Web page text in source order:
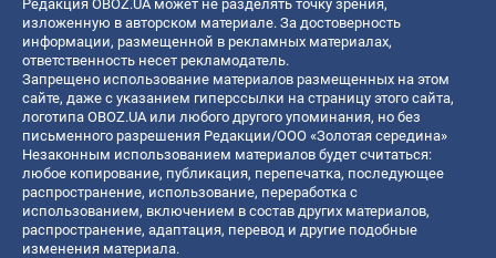
Редакция OBOZ.UA может не разделять точку зрения,
изложенную в авторском материале. За достоверность
информации, размещенной в рекламных материалах,
ответственность несет рекламодатель.
Запрещено использование материалов размещенных на этом
сайте, даже с указанием гиперссылки на страницу этого сайта,
логотипа OBOZ.UA или любого другого упоминания, но без
письменного разрешения Редакции/ООО «Золотая середина»
Незаконным использованием материалов будет считаться:
любое копирование, публикация, перепечатка, последующее
распространение, использование, переработка с
использованием, включением в состав других материалов,
распространение, адаптация, перевод и другие подобные
изменения материала.